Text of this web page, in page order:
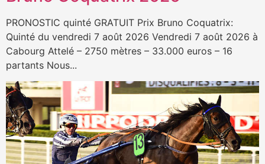
PRONOSTIC quinté GRATUIT Prix Bruno Coquatrix:
Quinté du vendredi 7 août 2026 Vendredi 7 août 2026 à
Cabourg Attelé – 2750 mètres – 33.000 euros – 16
partants Nous...